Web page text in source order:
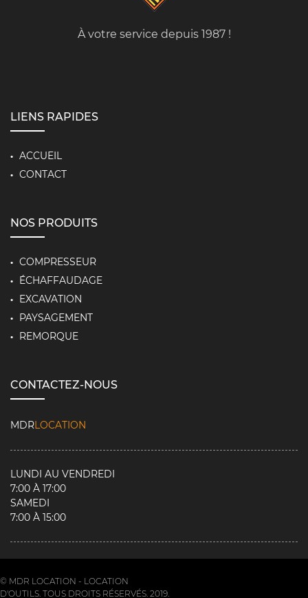
À votre service depuis 1987 !
LIENS RAPIDES
ACCUEIL
CONTACT
NOS PRODUITS
COMPRESSEUR
ÉCHAFFAUDAGE
EXCAVATION
PAYSAGEMENT
REMORQUE
CONTACTEZ-NOUS
MDRLOCATION
LUNDI AU VENDREDI
7:00 À 17:00
SAMEDI
7:00 À 15:00
© MDR LOCATION - LOCATION
D'OUTILS. TOUS DROITS RÉSERVÉS. 2019.